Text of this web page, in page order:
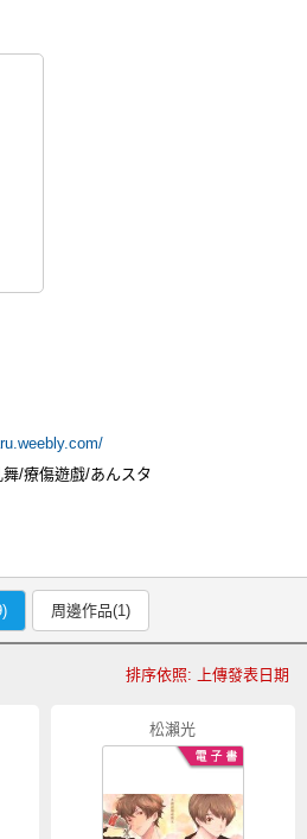
/療傷遊戲/あんスタ
周邊作品(1)
排序依照: 上傳發表日期
松瀨光